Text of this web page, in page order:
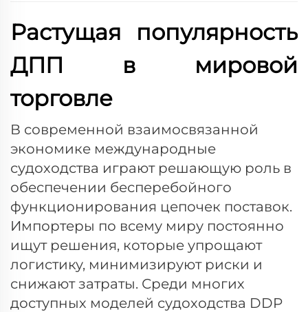
Растущая популярность
ДПП в мировой
торговле
В современной взаимосвязанной
экономике международные
судоходства играют решающую роль в
обеспечении бесперебойного
функционирования цепочек поставок.
Импортеры по всему миру постоянно
ищут решения, которые упрощают
логистику, минимизируют риски и
снижают затраты. Среди многих
доступных моделей судоходства DDP